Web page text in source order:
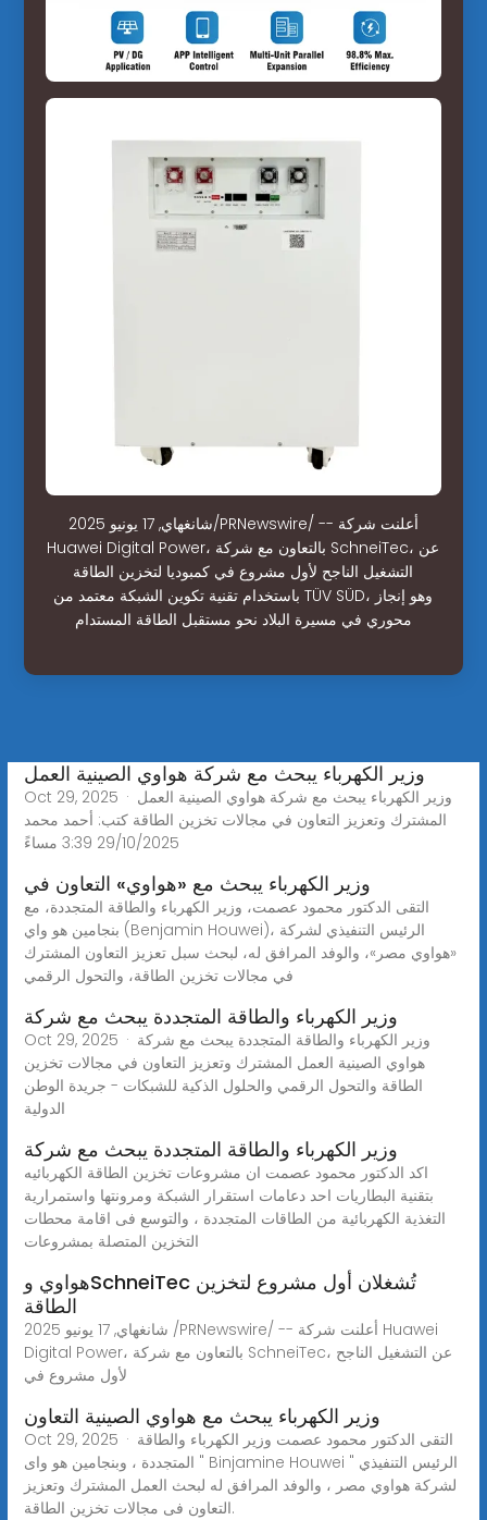
شانغهاي, 17 يونيو 2025/PRNewswire/ -- أعلنت شركة
Huawei Digital Power، بالتعاون مع شركة SchneiTec، عن
التشغيل الناجح لأول مشروع في كمبوديا لتخزين الطاقة
باستخدام تقنية تكوين الشبكة معتمد من TÜV SÜD، وهو إنجاز
محوري في مسيرة البلاد نحو مستقبل الطاقة المستدام
وزير الكهرباء يبحث مع شركة هواوي الصينية العمل
Oct 29, 2025 · وزير الكهرباء يبحث مع شركة هواوي الصينية العمل
المشترك وتعزيز التعاون في مجالات تخزين الطاقة كتب: أحمد محمد
29/10/2025 3:39 مساءً
وزير الكهرباء يبحث مع «هواوي» التعاون في
التقى الدكتور محمود عصمت، وزير الكهرباء والطاقة المتجددة، مع
بنجامين هو واي (Benjamin Houwei)، الرئيس التنفيذي لشركة
«هواوي مصر»، والوفد المرافق له، لبحث سبل تعزيز التعاون المشترك
في مجالات تخزين الطاقة، والتحول الرقمي
وزير الكهرباء والطاقة المتجددة يبحث مع شركة
Oct 29, 2025 · وزير الكهرباء والطاقة المتجددة يبحث مع شركة
هواوي الصينية العمل المشترك وتعزيز التعاون في مجالات تخزين
الطاقة والتحول الرقمي والحلول الذكية للشبكات - جريدة الوطن
الدولية
وزير الكهرباء والطاقة المتجددة يبحث مع شركة
اكد الدكتور محمود عصمت ان مشروعات تخزين الطاقة الكهربائيه
بتقنية البطاريات احد دعامات استقرار الشبكة ومرونتها واستمرارية
التغذية الكهربائية من الطاقات المتجددة ، والتوسع فى اقامة محطات
التخزين المتصلة بمشروعات
هواوي وSchneiTec تُشغلان أول مشروع لتخزين
الطاقة
شانغهاي, 17 يونيو 2025 /PRNewswire/ -- أعلنت شركة Huawei
Digital Power، بالتعاون مع شركة SchneiTec، عن التشغيل الناجح
لأول مشروع في
وزير الكهرباء يبحث مع هواوي الصينية التعاون
Oct 29, 2025 · التقى الدكتور محمود عصمت وزير الكهرباء والطاقة
المتجددة ، وبنجامين هو واى " Binjamine Houwei " الرئيس التنفيذي
لشركة هواوي مصر ، والوفد المرافق له لبحث العمل المشترك وتعزيز
التعاون فى مجالات تخزين الطاقة.